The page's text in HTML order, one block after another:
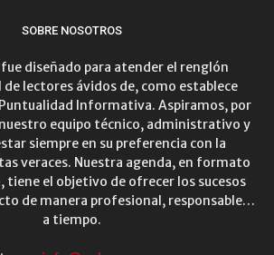
SOBRE NOSOTROS
fue diseñado para atender el renglón
lectores ávidos de, como establece
Informativa. Aspiramos, por
equipo técnico, administrativo y
siempre en su preferencia con la
veraces. Nuestra agenda, en formato
tiene el objetivo de ofrecer los sucesos
de manera profesional, responsable…
a tiempo.